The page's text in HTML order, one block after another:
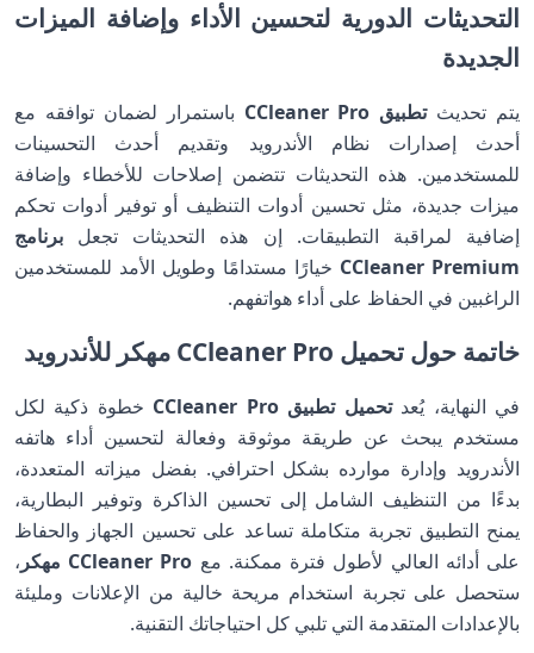
التحديثات الدورية لتحسين الأداء وإضافة الميزات
الجديدة
يتم تحديثتطبيق CCleaner Pro
باستمرار لضمان توافقه مع
أحدث إصدارات نظام الأندرويد وتقديم أحدث التحسينات
للمستخدمين. هذه التحديثات تتضمن إصلاحات للأخطاء وإضافة
ميزات جديدة، مثل تحسين أدوات التنظيف أو توفير أدوات تحكم
إضافية لمراقبة التطبيقات. إن هذه التحديثات تجعل برنامج
CCleaner Premium خيارًا مستدامًا وطويل الأمد للمستخدمين
الراغبين في الحفاظ على أداء هواتفهم.
خاتمة حول تحميل CCleaner Pro مهكر للأندرويد
في النهاية، يُعدتحميل تطبيق CCleaner Pro
خطوة ذكية لكل
مستخدم يبحث عن طريقة موثوقة وفعالة لتحسين أداء هاتفه
الأندرويد وإدارة موارده بشكل احترافي. بفضل ميزاته المتعددة،
بدءًا من التنظيف الشامل إلى تحسين الذاكرة وتوفير البطارية،
يمنح التطبيق تجربة متكاملة تساعد على تحسين الجهاز والحفاظ
على أدائه العالي لأطول فترة ممكنة. مع CCleaner Pro مهكر
،
ستحصل على تجربة استخدام مريحة خالية من الإعلانات ومليئة
بالإعدادات المتقدمة التي تلبي كل احتياجاتك التقنية.